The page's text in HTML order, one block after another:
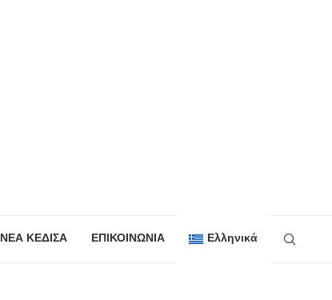
ΝΕΑ ΚΕΔΙΣΑ ΕΠΙΚΟΙΝΩΝΙΑ Ελληνικά